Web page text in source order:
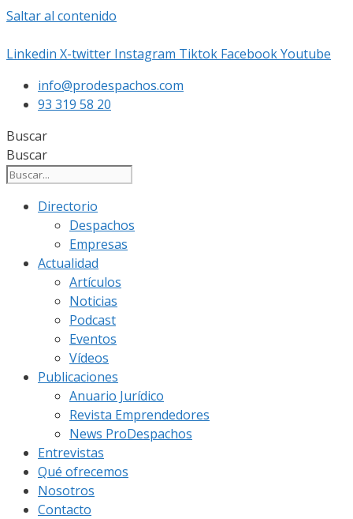
Saltar al contenido
Linkedin X-twitter Instagram Tiktok FacebookYoutube
info@prodespachos.com
93 319 58 20
Buscar
Buscar
Directorio
Despachos
Empresas
Actualidad
Artículos
Noticias
Podcast
Eventos
Vídeos
Publicaciones
Anuario Jurídico
Revista Emprendedores
News ProDespachos
Entrevistas
Qué ofrecemos
Nosotros
Contacto